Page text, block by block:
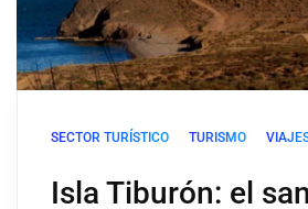
SECTOR TURÍSTICO TURISMO
Isla Tiburón: el